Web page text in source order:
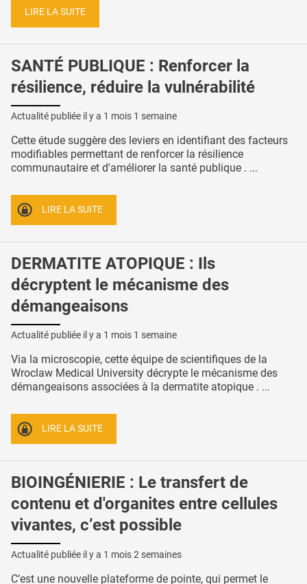
LIRE LA SUITE
SANTÉ PUBLIQUE : Renforcer la
résilience, réduire la vulnérabilité
Actualité publiée il y a 1 mois 1 semaine
Cette étude suggère des leviers en identifiant des facteurs
modifiables permettant de renforcer la résilience
communautaire et d'améliorer la santé publique . ...
LIRE LA SUITE
DERMATITE ATOPIQUE : Ils
décryptent le mécanisme des
démangeaisons
Actualité publiée il y a 1 mois 1 semaine
Via la microscopie, cette équipe de scientifiques de la
Wroclaw Medical University décrypte le mécanisme des
démangeaisons associées à la dermatite atopique . ...
LIRE LA SUITE
BIOINGÉNIERIE : Le transfert de
contenu et d'organites entre cellules
vivantes, c’est possible
Actualité publiée il y a 1 mois 2 semaines
C’est une nouvelle plateforme de pointe, qui permet le